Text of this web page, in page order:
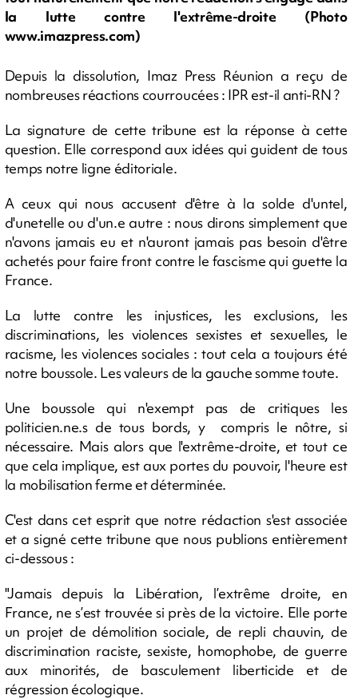
la lutte contre l'extrême-droite (Photo
www.imazpress.com)
Depuis la dissolution, Imaz Press Réunion a reçu de
nombreuses réactions courroucées : IPR est-il anti-RN ?
La signature de cette tribune est la réponse à cette
question. Elle correspond aux idées qui guident de tous
temps notre ligne éditoriale.
A ceux qui nous accusent d'être à la solde d'untel,
d'unetelle ou d'un.e autre : nous dirons simplement que
n'avons jamais eu et n'auront jamais pas besoin d'être
achetés pour faire front contre le fascisme qui guette la
France.
La lutte contre les injustices, les exclusions, les
discriminations, les violences sexistes et sexuelles, le
racisme, les violences sociales : tout cela a toujours été
notre boussole. Les valeurs de la gauche somme toute.
Une boussole qui n'exempt pas de critiques les
politicien.ne.s de tous bords, y compris le nôtre, si
nécessaire. Mais alors que l'extrême-droite, et tout ce
que cela implique, est aux portes du pouvoir, l'heure est
la mobilisation ferme et déterminée.
C'est dans cet esprit que notre rédaction s'est associée
et a signé cette tribune que nous publions entièrement
ci-dessous :
"Jamais depuis la Libération, l’extrême droite, en
France, ne s’est trouvée si près de la victoire. Elle porte
un projet de démolition sociale, de repli chauvin, de
discrimination raciste, sexiste, homophobe, de guerre
aux minorités, de basculement liberticide et de
régression écologique.